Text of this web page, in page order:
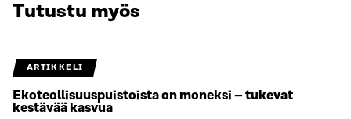
Tutustu myös
ARTIKKELI
Ekoteollisuuspuistoista on moneksi – tukevat
kestävää kasvua